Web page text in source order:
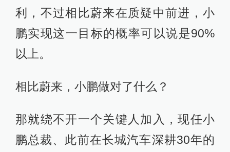
利，不过相比蔚来在质疑中前进，小
鹏实现这一目标的概率可以说是90%
以上。
相比蔚来，小鹏做对了什么？
那就绕不开一个关键人加入，现任小
鹏总裁、此前在长城汽车深耕30年的